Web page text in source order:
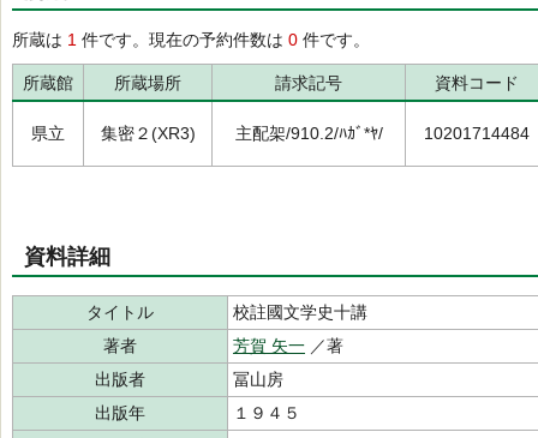
所蔵は 1 件です。現在の予約件数は 0 件です。
所蔵館 所蔵場所 請求記号 資料コード
県立 集密２(XR3) 主配架/910.2/ﾊｶﾞ*ﾔ/ 10201714484
資料詳細
タイトル
校註國文学史十講
著者
芳賀 矢一 ／著
出版者
冨山房
出版年
１９４５